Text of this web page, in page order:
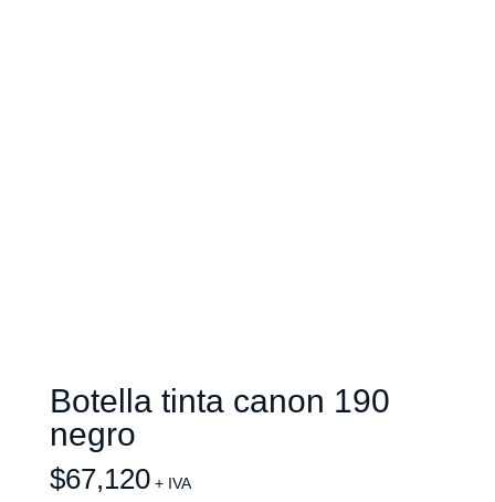
Botella tinta canon 190
negro
$67,120 + IVA